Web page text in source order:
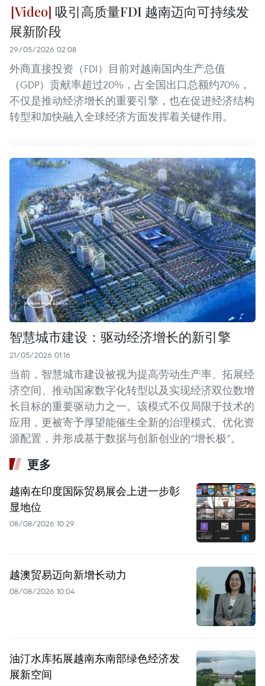
吸引高质量FDI 越南迈向可持续发
展新阶段
29/05/2026 02:08
外商直接投资（FDI）目前对越南国内生产总值
（GDP）贡献率超过20%，占全国出口总额约70%，
不仅是推动经济增长的重要引擎，也在促进经济结构
转型和加快融入全球经济方面发挥着关键作用。
智慧城市建设：驱动经济增长的新引擎
21/05/2026 01:16
当前，智慧城市建设被视为提高劳动生产率、拓展经
济空间、推动国家数字化转型以及实现经济双位数增
长目标的重要驱动力之一。该模式不仅局限于技术的
应用，更被寄予厚望能催生全新的治理模式、优化资
源配置，并形成基于数据与创新创业的“增长极”。
更多
越南在印度国际贸易展会上进一步彰
显地位
08/08/2026 10:29
越澳贸易迈向新增长动力
08/08/2026 10:04
油汀水库拓展越南东南部绿色经济发
展新空间